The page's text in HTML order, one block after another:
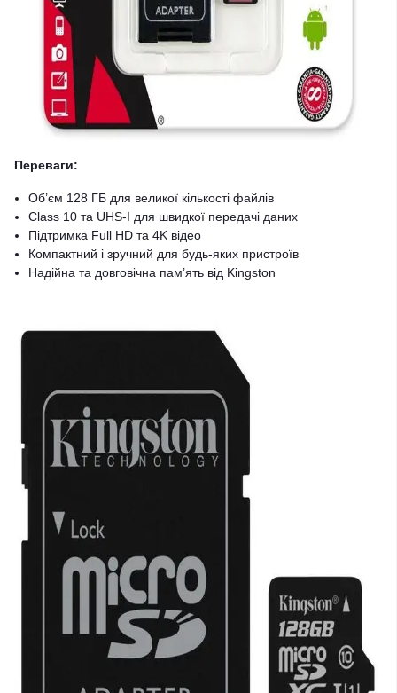
Переваги:
Об’єм 128 ГБ для великої кількості файлів
Class 10 та UHS-I для швидкої передачі даних
Підтримка Full HD та 4K відео
Компактний і зручний для будь-яких пристроїв
Надійна та довговічна пам’ять від Kingston